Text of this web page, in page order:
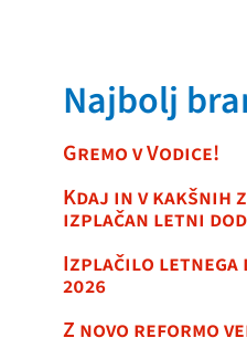
Najbolj
Gremo v Vodice!
Kdaj in v kakšnih
izplačan letni
Izplačilo letnega
2026
Z novo reformo